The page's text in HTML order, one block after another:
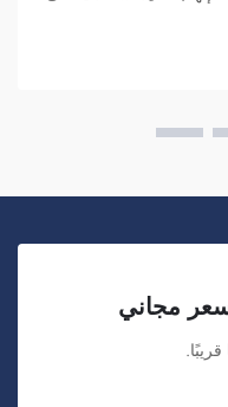
الوعي بالعلامة
مجاني